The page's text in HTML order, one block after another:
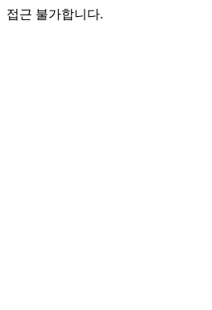
접근 불가합니다.